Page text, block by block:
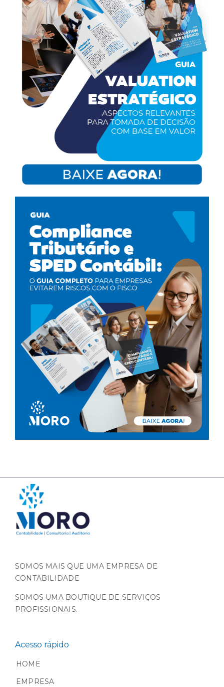
SOMOS MAIS QUE UMA EMPRESA DE
CONTABILIDADE
SOMOS UMA BOUTIQUE DE SERVIÇOS
PROFISSIONAIS.
Acesso rápido
HOME
EMPRESA